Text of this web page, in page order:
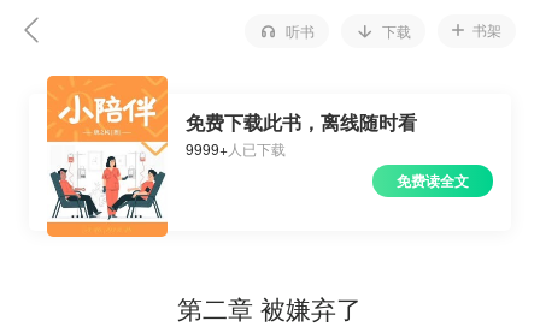
听书 下载 书架
免费下载此书，离线随时看
9999+人已下载
免费读全文
第二章 被嫌弃了